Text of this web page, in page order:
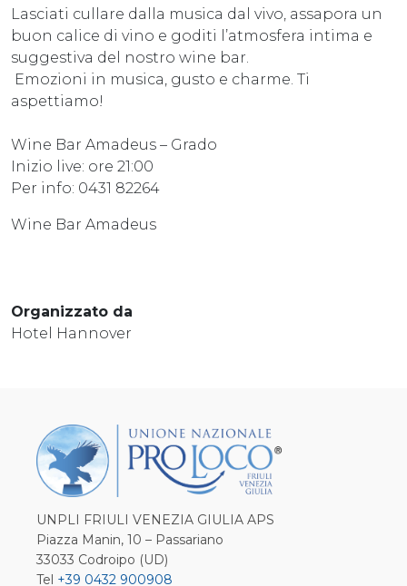
Lasciati cullare dalla musica dal vivo, assapora un
buon calice di vino e goditi l’atmosfera intima e
suggestiva del nostro wine bar.
Emozioni in musica, gusto e charme. Ti
aspettiamo!
Wine Bar Amadeus – Grado
Inizio live: ore 21:00
Per info: 0431 82264
Wine Bar Amadeus
Organizzato da
Hotel Hannover
UNPLI FRIULI VENEZIA GIULIA APS
Piazza Manin, 10 – Passariano
33033 Codroipo (UD)
Tel +39 0432 900908